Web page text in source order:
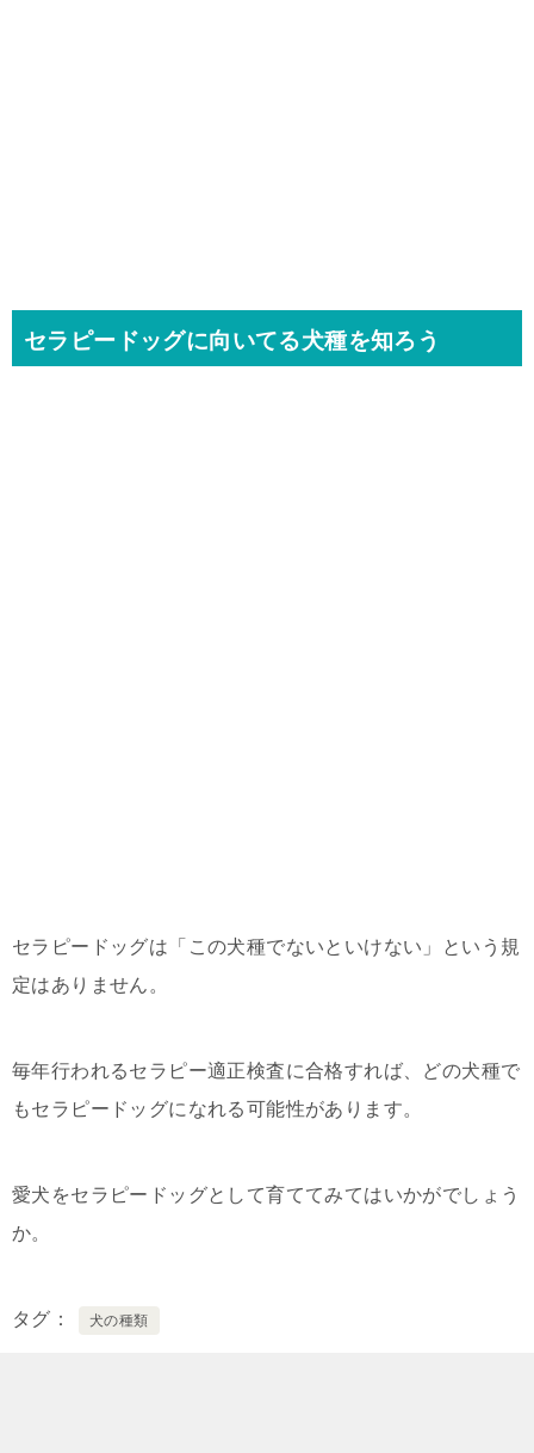
セラピードッグに向いてる犬種を知ろう
セラピードッグは「この犬種でないといけない」という規
定はありません。
毎年行われるセラピー適正検査に合格すれば、どの犬種で
もセラピードッグになれる可能性があります。
愛犬をセラピードッグとして育ててみてはいかがでしょう
か。
タグ 犬の種類